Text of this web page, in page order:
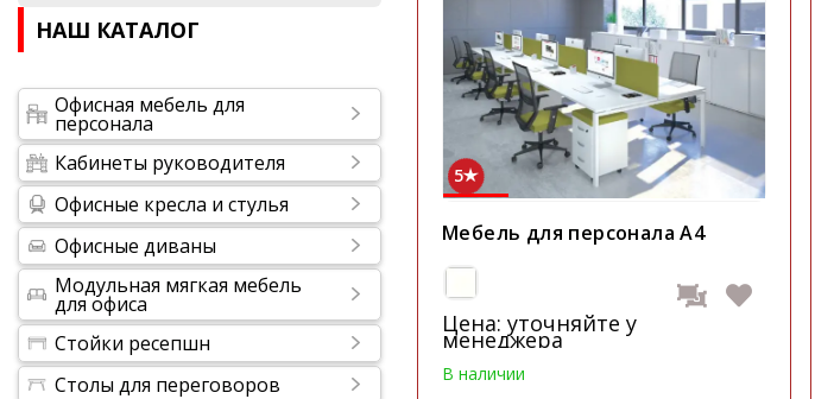
НАШ КАТАЛОГ
Офисная мебель для
персонала
Кабинеты руководителя
Офисные кресла и стулья
Офисные диваны
Модульная мягкая мебель
для офиса
Стойки ресепшн
Столы для переговоров
5
Мебель для персонала А4
Цена: уточняйте у
менеджера
В наличии